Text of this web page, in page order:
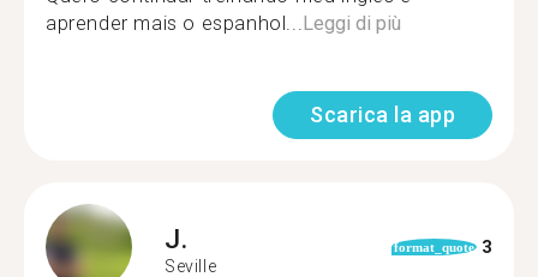
aprender mais o espanhol...Leggi di più
Scarica la app
J.
Seville
format_quote 3